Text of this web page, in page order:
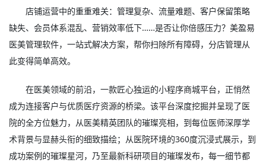
店铺运营中的重重难关：管理复杂、流量难题、客户保留策略
缺失、会员体系混乱、营销效率低下……是否让你倍感压力？美盈易
医美管理软件，一站式解决方案，帮你扫除所有障碍，分店管理从
此变得简单高效。
在医美领域的前沿，一款匠心独运的小程序商城平台，正悄然
成为连接客户与优质医疗资源的桥梁。该平台深度挖掘并呈现了医
院的全方位魅力，从医美精英团队的璀璨亮相，到每位医师深厚学
术背景与显赫头衔的细致描绘；从医院环境的360度沉浸式展示，到
成功案例的璀璨星河，乃至最新科研项目的璀璨发布，每一细节都